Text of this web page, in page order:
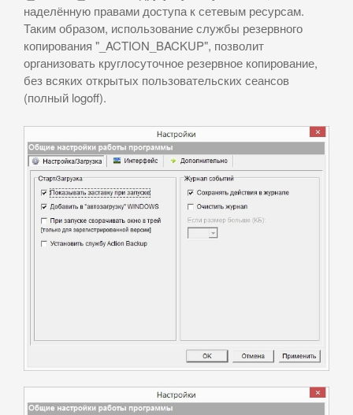
наделённую правами доступа к сетевым ресурсам.
Таким образом, использование службы резервного
копирования "_ACTION_BACKUP", позволит
организовать круглосуточное резервное копирование,
без всяких открытых пользовательских сеансов
(полный logoff).